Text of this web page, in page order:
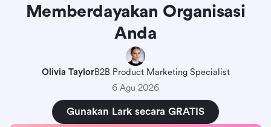
Memberdayakan Organisasi
Anda
Olivia TaylorB2B Product Marketing Specialist
6 Agu 2026
Gunakan Lark secara GRATIS